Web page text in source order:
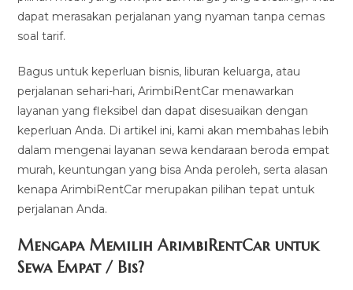
dapat merasakan perjalanan yang nyaman tanpa cemas
soal tarif.
Bagus untuk keperluan bisnis, liburan keluarga, atau
perjalanan sehari-hari, ArimbiRentCar menawarkan
layanan yang fleksibel dan dapat disesuaikan dengan
keperluan Anda. Di artikel ini, kami akan membahas lebih
dalam mengenai layanan sewa kendaraan beroda empat
murah, keuntungan yang bisa Anda peroleh, serta alasan
kenapa ArimbiRentCar merupakan pilihan tepat untuk
perjalanan Anda.
Mengapa Memilih ArimbiRentCar untuk
Sewa Empat / Bis?